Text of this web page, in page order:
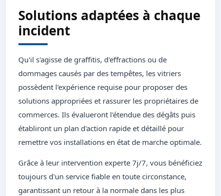
Solutions adaptées à chaque
incident
Qu'il s'agisse de graffitis, d'effractions ou de
dommages causés par des tempêtes, les vitriers
possèdent l'expérience requise pour proposer des
solutions appropriées et rassurer les propriétaires de
commerces. Ils évalueront l'étendue des dégâts puis
établiront un plan d'action rapide et détaillé pour
remettre vos installations en état de marche optimale.
Grâce à leur intervention experte 7j/7, vous bénéficiez
toujours d'un service fiable en toute circonstance,
garantissant un retour à la normale dans les plus